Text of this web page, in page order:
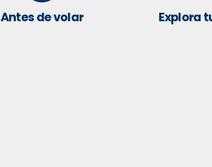
Antes de volar Explora